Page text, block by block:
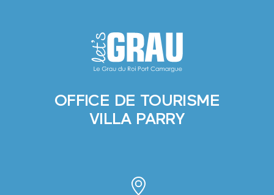
OFFICE DE TOURISME
VILLA PARRY